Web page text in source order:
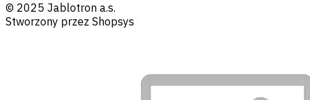
© 2025 Jablotron a.s.
Stworzony przez Shopsys